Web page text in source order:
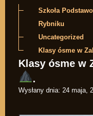
Szkoła
Rybniku
Uncategorized
Klasy ósme w
Klasy ósme w
.
Wysłany dnia: 24 maja,